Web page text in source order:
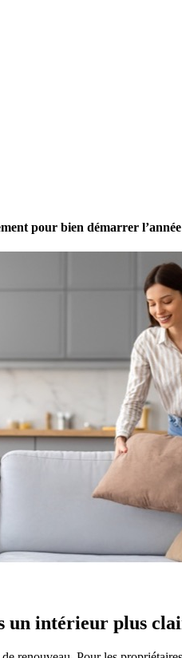
pour bien démarrer l’année
un intérieur plus